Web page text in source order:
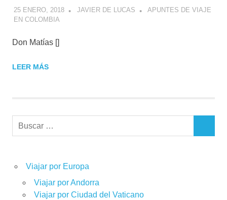
25 ENERO, 2018 JAVIER DE LUCAS
APUNTES DE VIAJE
EN COLOMBIA
Don Matías []
LEER MÁS
Buscar:
Viajar por Europa
Viajar por Andorra
Viajar por Ciudad del Vaticano